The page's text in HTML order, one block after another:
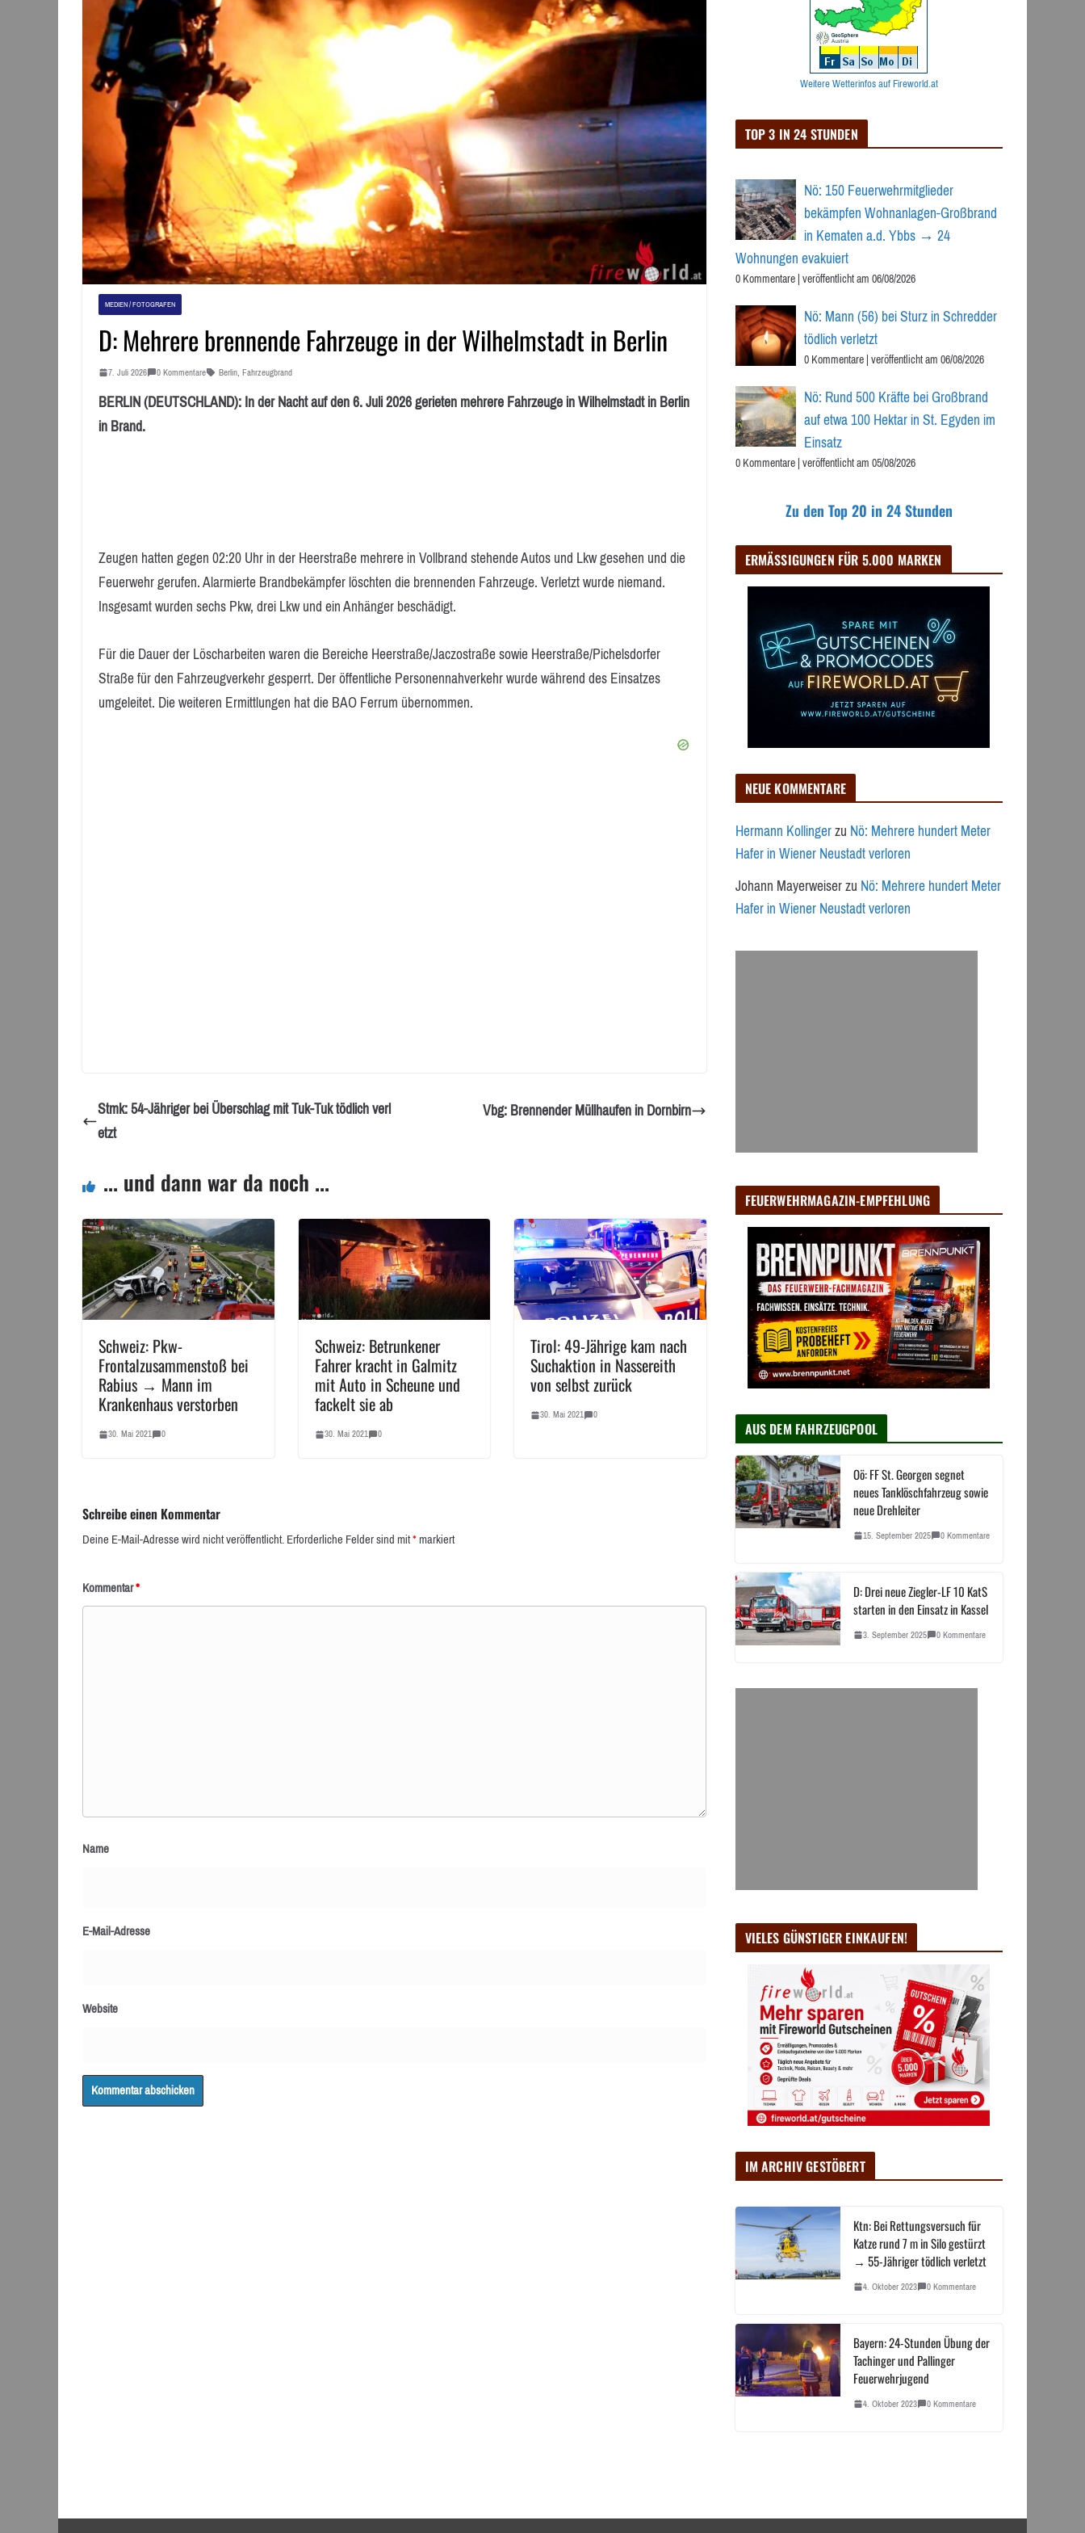
MEDIEN / FOTOGRAFEN
D: Mehrere brennende Fahrzeuge in der Wilhelmstadt in Berlin
7. Juli 2026 0 Kommentare Berlin, Fahrzeugbrand
BERLIN (DEUTSCHLAND): In der Nacht auf den 6. Juli 2026 gerieten mehrere Fahrzeuge in Wilhelmstadt in Berlin
in Brand.
Zeugen hatten gegen 02:20 Uhr in der Heerstraße mehrere in Vollbrand stehende Autos und Lkw gesehen und die
Feuerwehr gerufen. Alarmierte Brandbekämpfer löschten die brennenden Fahrzeuge. Verletzt wurde niemand.
Insgesamt wurden sechs Pkw, drei Lkw und ein Anhänger beschädigt.
Für die Dauer der Löscharbeiten waren die Bereiche Heerstraße/Jaczostraße sowie Heerstraße/Pichelsdorfer
Straße für den Fahrzeugverkehr gesperrt. Der öffentliche Personennahverkehr wurde während des Einsatzes
umgeleitet. Die weiteren Ermittlungen hat die BAO Ferrum übernommen.
Stmk: 54-Jähriger bei Überschlag mit Tuk-Tuk tödlich verl
etzt
Vbg: Brennender Müllhaufen in Dornbirn
... und dann war da noch ...
Schweiz: Pkw-
Frontalzusammenstoß bei
Rabius → Mann im
Krankenhaus verstorben
30. Mai 2021 0
Schweiz: Betrunkener
Fahrer kracht in Galmitz
mit Auto in Scheune und
fackelt sie ab
30. Mai 2021 0
Tirol: 49-Jährige kam nach
Suchaktion in Nassereith
von selbst zurück
30. Mai 2021 0
Schreibe einen Kommentar
Deine E-Mail-Adresse wird nicht veröffentlicht.Erforderliche Felder sind mit*markiert
Kommentar*
Name
E-Mail-Adresse
Website
Weitere Wetterinfos auf Fireworld.at
TOP 3 IN 24 STUNDEN
Nö: 150 Feuerwehrmitglieder
bekämpfen Wohnanlagen-Großbrand
in Kematen a.d. Ybbs → 24
Wohnungen evakuiert
0 Kommentare|veröffentlicht am 06/08/2026
Nö: Mann (56) bei Sturz in Schredder
tödlich verletzt
0 Kommentare|veröffentlicht am 06/08/2026
Nö: Rund 500 Kräfte bei Großbrand
auf etwa 100 Hektar in St. Egyden im
Einsatz
0 Kommentare|veröffentlicht am 05/08/2026
Zu den Top 20 in 24 Stunden
ERMÄSSIGUNGEN FÜR 5.000 MARKEN
NEUE KOMMENTARE
Hermann KollingerzuNö: Mehrere hundert Meter
Hafer in Wiener Neustadt verloren
Johann MayerweiserzuNö: Mehrere hundert Meter
Hafer in Wiener Neustadt verloren
FEUERWEHRMAGAZIN-EMPFEHLUNG
AUS DEM FAHRZEUGPOOL
Oö: FF St. Georgen segnet
neues Tanklöschfahrzeug sowie
neue Drehleiter
15. September 2025 0 Kommentare
D: Drei neue Ziegler-LF 10 KatS
starten in den Einsatz in Kassel
3. September 2025 0 Kommentare
VIELES GÜNSTIGER EINKAUFEN!
IM ARCHIV GESTÖBERT
Ktn: Bei Rettungsversuch für
Katze rund 7 m in Silo gestürzt
→ 55-Jähriger tödlich verletzt
4. Oktober 2023 0 Kommentare
Bayern: 24-Stunden Übung der
Tachinger und Pallinger
Feuerwehrjugend
4. Oktober 2023 0 Kommentare